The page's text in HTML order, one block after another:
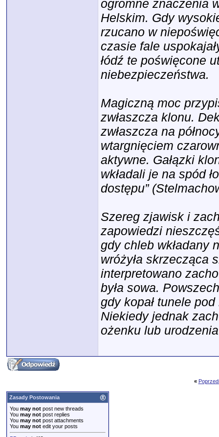
ogromne znaczenia
Helskim. Gdy
rzucano w
czasie fale
łódź te poświęcone
niebezpieczeństwa.
Magiczną moc
zwłaszcza klonu.
zwłaszcza na
wtargnięciem
aktywne. Gałązki
wkładali je na spód
dostępu”
Szereg zjawisk i
zapowiedzi
gdy chleb wkładany
wróżyła skrzecząca
interpretowano
była sowa.
gdy kopał tunele
Niekiedy jednak
ożenku lub
«
Zasady Postowania
You may not post new threads
You may not post replies
You may not post attachments
You may not edit your posts